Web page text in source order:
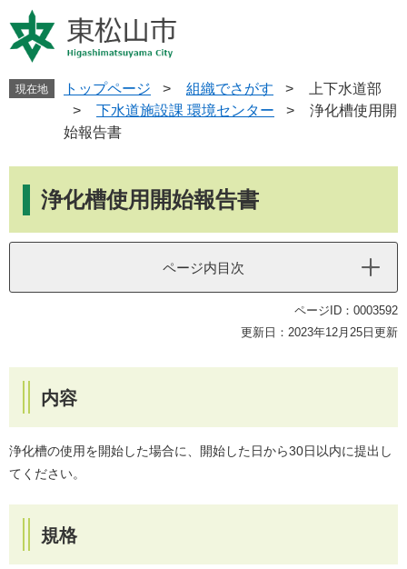
ー
ジ
ニ
ュ
現在地 トップページ > 組織でさがす >
上下水道部
>
下水道施設課 環境センター >
浄化槽使用開
始報告書
浄化槽使用開始報告書
ページ内目次
ページID：0003592
更新日：2023年12月25日更新
内容
浄化槽の使用を開始した場合に、開始した日から30日以内に提出し
てください。
規格